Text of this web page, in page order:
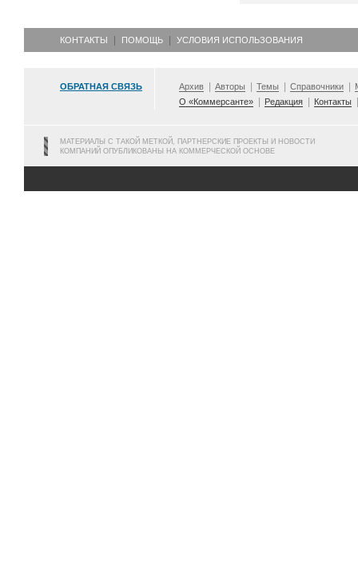
КОНТАКТЫ ПОМОЩЬ УСЛОВИЯ ИСПОЛЬЗОВАНИЯ
ОБРАТНАЯ СВЯЗЬ Архив Авторы Темы Справочники
О «Коммерсанте»
Редакция Контакты
МАТЕРИАЛЫ С ТАКОЙ МЕТКОЙ, ПАРТНЕРСКИЕ ПРОЕКТЫ И НОВОСТИ
КОМПАНИЙ ОПУБЛИКОВАНЫ НА КОММЕРЧЕСКОЙ ОСНОВЕ